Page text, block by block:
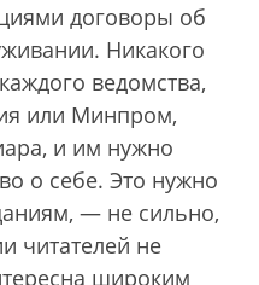
договоры об
Никакого
ведомства,
или Минпром,
и им нужно
о себе. Это нужно
— не сильно,
читателей не
широким